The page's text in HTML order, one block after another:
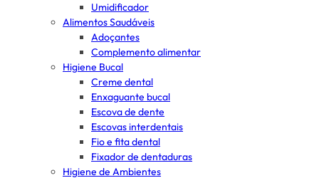
Umidificador
Alimentos Saudáveis
Adoçantes
Complemento alimentar
Higiene Bucal
Creme dental
Enxaguante bucal
Escova de dente
Escovas interdentais
Fio e fita dental
Fixador de dentaduras
Higiene de Ambientes